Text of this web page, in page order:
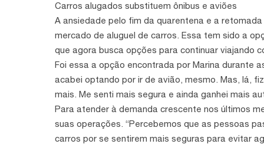
Carros alugados substituem ônibus e aviões
A ansiedade pelo fim da quarentena e a
mercado de aluguel de carros. Essa tem sido a
que agora busca opções para continuar viajando
Foi essa a opção encontrada por Marina durante
acabei optando por ir de avião, mesmo. Mas, lá,
mais. Me senti mais segura e ainda ganhei mais
Para atender à demanda crescente nos últimos
suas operações. “Percebemos que as pessoas
carros por se sentirem mais seguras para evitar